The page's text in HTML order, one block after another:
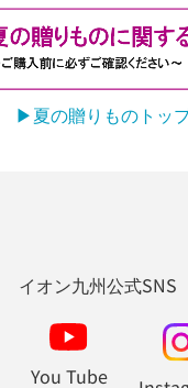
▶夏の贈りものトッ
イオン九州公式SNS
You Tube